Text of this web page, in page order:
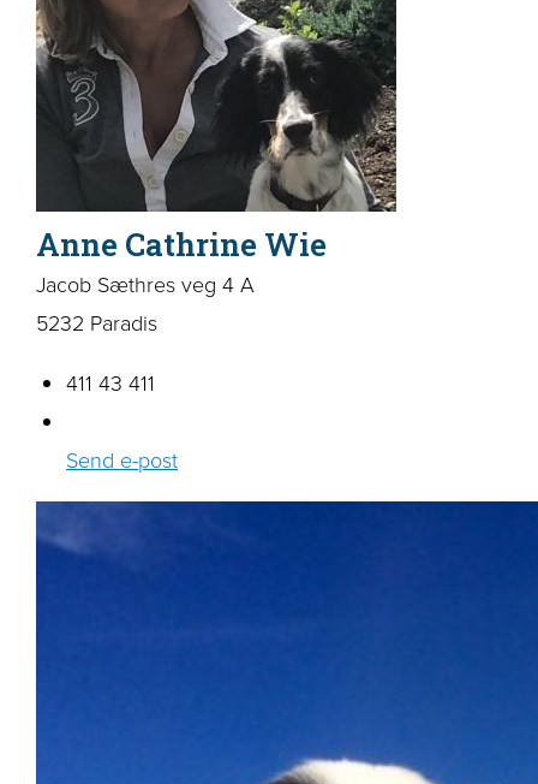
Anne Cathrine Wie
Jacob Sæthres veg 4 A
5232 Paradis
411 43 411
Send e-post